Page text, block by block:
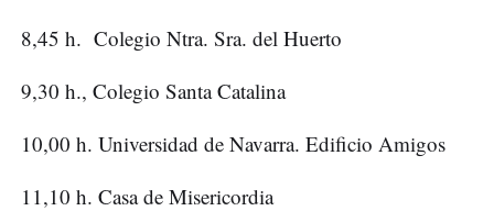
8,45 h. Colegio Ntra. Sra. del Huerto
9,30 h., Colegio Santa Catalina
10,00 h. Universidad de Navarra. Edificio Amigos
11,10 h. Casa de Misericordia